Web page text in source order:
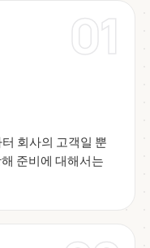
01
회사의 고객일 뿐
준비에 대해서는